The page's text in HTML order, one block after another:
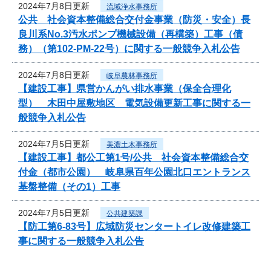
2024年7月8日更新 流域浄水事務所
公共 社会資本整備総合交付金事業（防災・安全）長
良川系No.3汚水ポンプ機械設備（再構築）工事（債
務）（第102-PM-22号）に関する一般競争入札公告
2024年7月8日更新 岐阜農林事務所
【建設工事】県営かんがい排水事業（保全合理化
型） 木田中屋敷地区 電気設備更新工事に関する一
般競争入札公告
2024年7月5日更新 美濃土木事務所
【建設工事】都公工第1号/公共 社会資本整備総合交
付金（都市公園） 岐阜県百年公園北口エントランス
基盤整備（その1）工事
2024年7月5日更新 公共建築課
【防工第6-83号】広域防災センタートイレ改修建築工
事に関する一般競争入札公告